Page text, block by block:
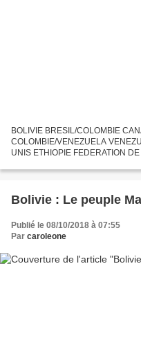
BOLIVIE BRESIL/COLOMBIE
COLOMBIE/VENEZUELA
UNIS ETHIOPIE FEDERATION
Bolivie : Le peuple
Publié le 08/10/2018 à 07:55
Par caroleone